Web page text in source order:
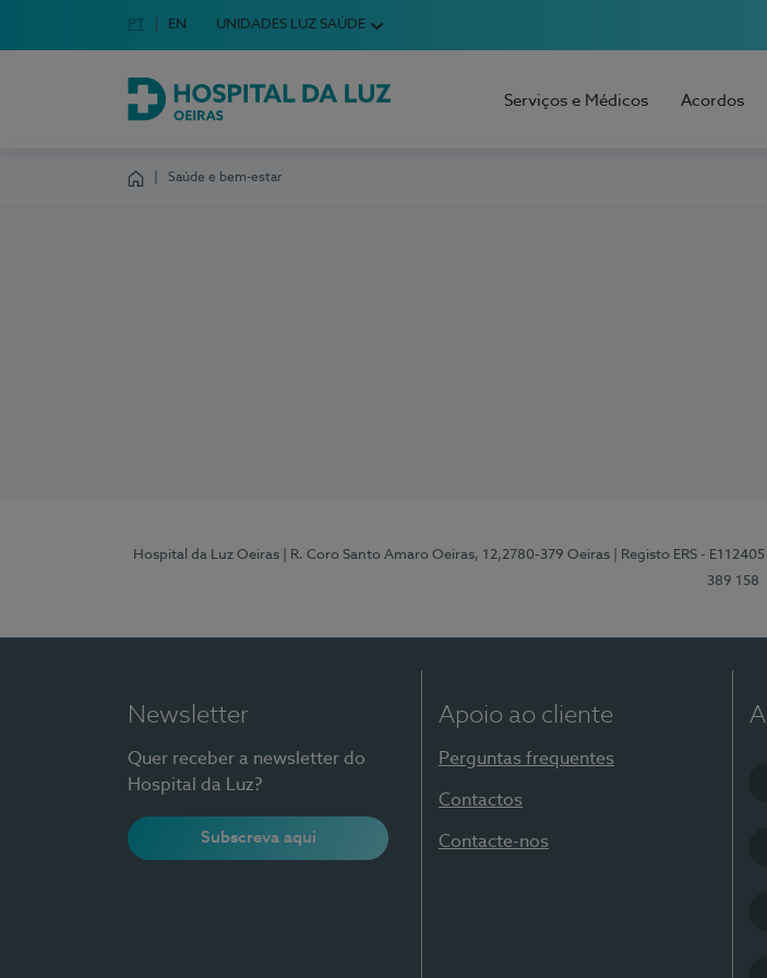
Escolha o seu idioma
Idioma em Português
PT English Language
EN UNIDADES LUZ SAÚDE
Hospital da Luz Oeiras
Serviços e Médicos Acordos
Saúde e bem-estar
Hospital da Luz Oeiras | R. Coro Santo Amaro Oeiras, 12,2780-379 Oeiras | Registo ERS - E112405
389 158
Newsletter
Quer receber a newsletter do
Hospital da Luz?
Subscreva aqui
Apoio ao cliente
Perguntas frequentes
Contactos
Contacte-nos